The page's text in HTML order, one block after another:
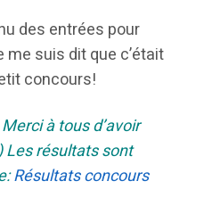
des entrées pour
suis dit que c’était
concours!
Merci à tous d’avoir
Les résultats sont
Résultats concours